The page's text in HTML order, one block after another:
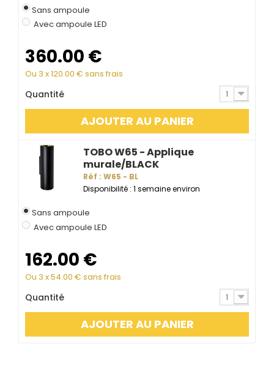
Sans ampoule
Avec ampoule LED
360.00 €
Ou 3 x120.00 € sans frais
Quantité 1
AJOUTER AU PANIER
TOBO W65 - Applique
murale/BLACK
Réf : W65 - BL
Disponibilité : 1 semaine environ
Sans ampoule
Avec ampoule LED
162.00 €
Ou 3 x54.00 € sans frais
Quantité 1
AJOUTER AU PANIER